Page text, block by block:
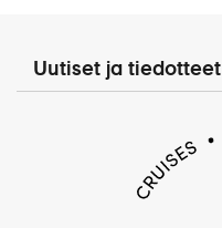
Uutiset ja tiedotteet